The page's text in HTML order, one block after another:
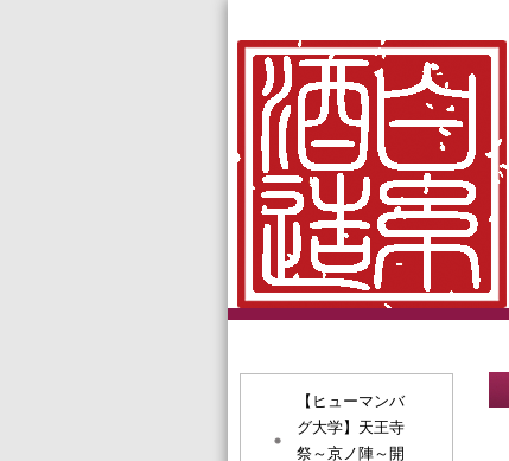
【ヒューマンバ
グ大学】天王寺
祭～京ノ陣～開